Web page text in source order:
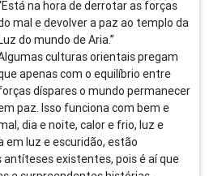
na hora de derrotar as forças
mal e devolver a paz ao templo da
do mundo de Aria.”
culturas orientais pregam
apenas com o equilíbrio entre
díspares o mundo permanecer
paz. Isso funciona com bem e
dia e noite, calor e frio, luz e
em luz e escuridão, estão
existentes, pois é aí que